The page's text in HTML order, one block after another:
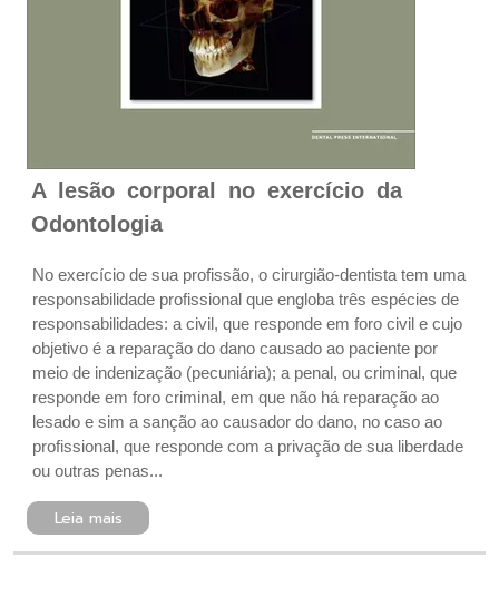
A lesão corporal no exercício da
Odontologia
No exercício de sua profissão, o cirurgião-dentista tem uma
responsabilidade profissional que engloba três espécies de
responsabilidades: a civil, que responde em foro civil e cujo
objetivo é a reparação do dano causado ao paciente por
meio de indenização (pecuniária); a penal, ou criminal, que
responde em foro criminal, em que não há reparação ao
lesado e sim a sanção ao causador do dano, no caso ao
profissional, que responde com a privação de sua liberdade
ou outras penas...
Leia mais